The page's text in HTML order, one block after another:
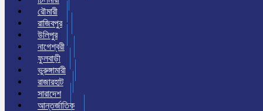
রৌমারী
রাজিবপুর
উলিপুর
নাগেশ্বরী
ফুলবাড়ী
ভুরুঙ্গামারী
রাজারহাট
সারাদেশ
আন্তর্জাতিক